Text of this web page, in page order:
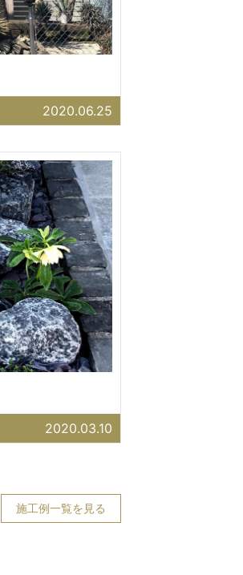
2020.06.25
2020.03.10
施工例一覧を見る